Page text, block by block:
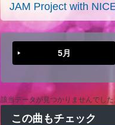
JAM Project with
5月
該当データが見つかりませんでした
この曲もチェック